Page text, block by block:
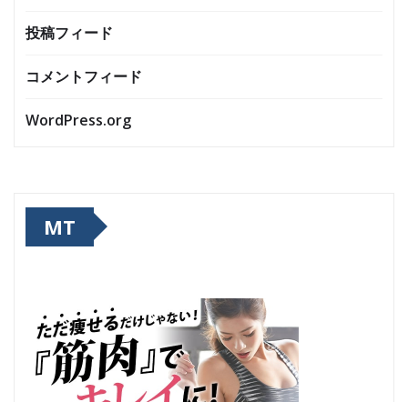
投稿フィード
コメントフィード
WordPress.org
MT